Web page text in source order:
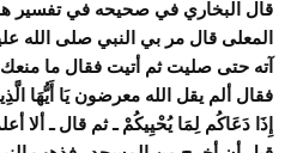
قال البخاري في صحيحه في تفسير
المعلى قال مر بي النبي صلى الله
آته حتى صليت ثم أتيت فقال ما
فقال ألم يقل الله معرضون يَا أَيُّهَا
إِذَا دَعَاكُم لِمَا يُحْيِيكُمْ ـ ثم قال ـ